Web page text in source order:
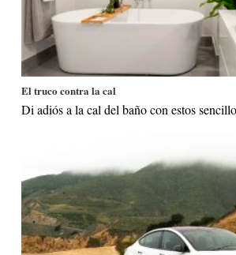
El truco contra la cal
Di adiós a la cal del baño con estos